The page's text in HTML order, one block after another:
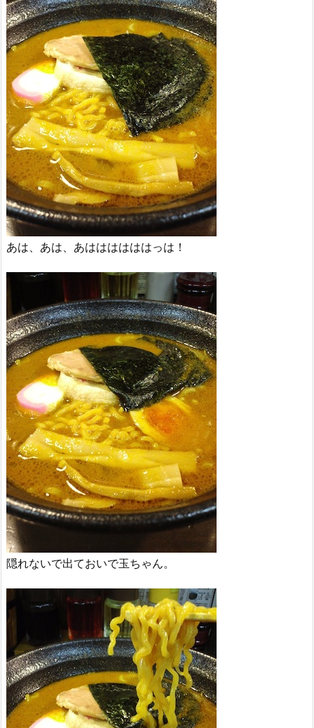
あは、あは、あははははははっは！
隠れないで出ておいで玉ちゃん。